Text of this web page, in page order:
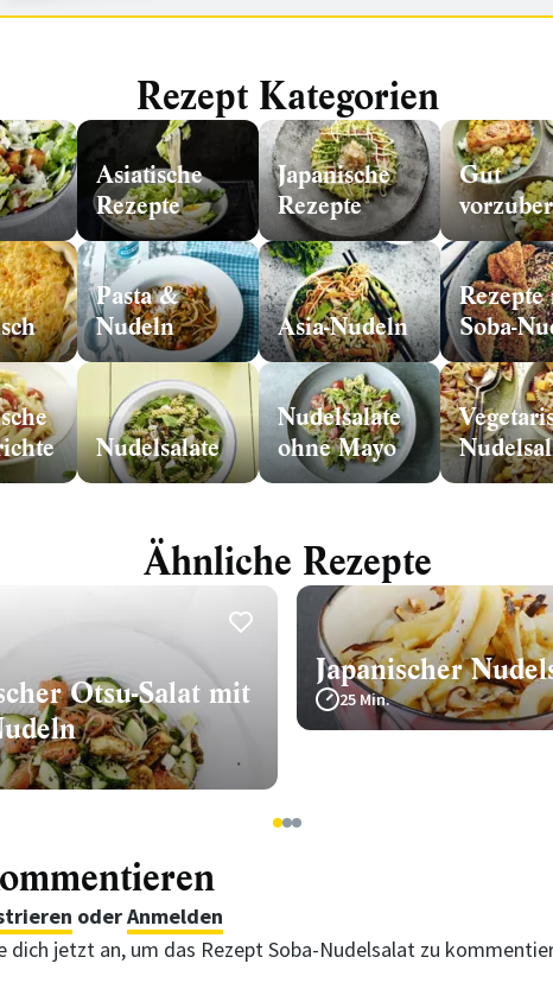
Rezept Kategorien
Asiatische
Rezepte
Japanische
Rezepte
Gut
Pasta &
Nudeln
Asia-Nudeln
Soba-
Nudelsalate
Nudelsalate
ohne Mayo
Ähnliche Rezepte
Otsu-Salat mit
Japanischer
25 Min.
123
oderAnmelden
dich jetzt an, um das Rezept Soba-Nudelsalat zu